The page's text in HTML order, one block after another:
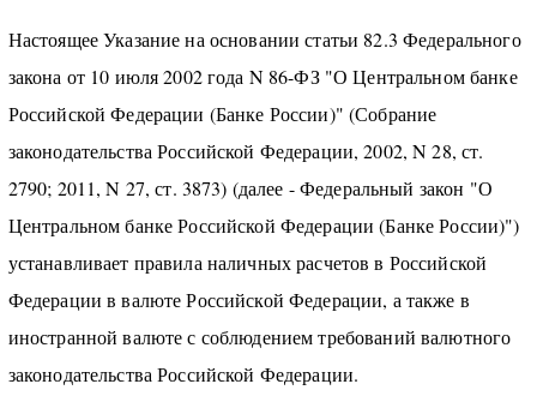
Настоящее Указание на основании статьи 82.3 Федерального
закона от 10 июля 2002 года N 86-ФЗ "О Центральном банке
Российской Федерации (Банке России)" (Собрание
законодательства Российской Федерации, 2002, N 28, ст.
2790; 2011, N 27, ст. 3873) (далее - Федеральный закон "О
Центральном банке Российской Федерации (Банке России)")
устанавливает правила наличных расчетов в Российской
Федерации в валюте Российской Федерации, а также в
иностранной валюте с соблюдением требований валютного
законодательства Российской Федерации.